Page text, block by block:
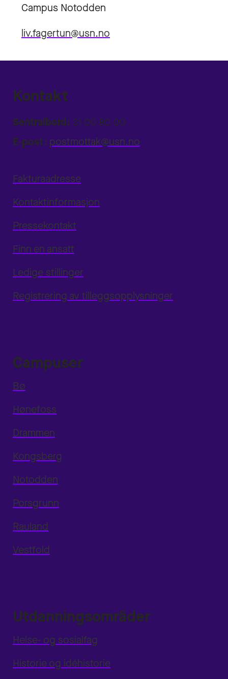
Campus Notodden
liv.fagertun@usn.no
Kontakt
Sentralbord: 31 00 80 00
E-post: postmottak@usn.no
Fakturaadresse
Kontaktinformasjon
Pressekontakt
Finn en ansatt
Ledige stillinger
Registrering av tilleggsopplysninger
Campuser
Bø
Hønefoss
Drammen
Kongsberg
Notodden
Porsgrunn
Rauland
Vestfold
Utdanningsområder
Helse- og sosialfag
Historie og idéhistorie